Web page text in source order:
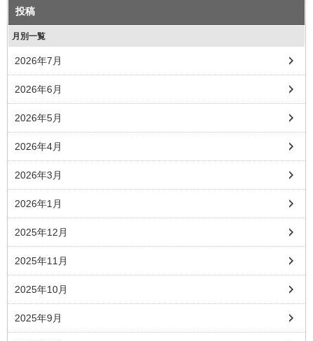
投稿
月別一覧
2026年7月
2026年6月
2026年5月
2026年4月
2026年3月
2026年1月
2025年12月
2025年11月
2025年10月
2025年9月